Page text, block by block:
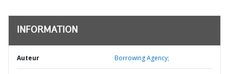
INFORMATION
Auteur Borrowing Agency;